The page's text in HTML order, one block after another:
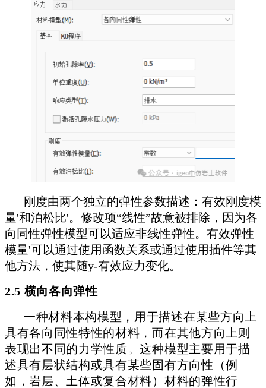
刚度由两个独立的弹性参数描述：有效刚度模
量'和泊松比'。修改项“线性”故意被排除，因为各
向同性弹性模型可以适应非线性弹性。有效弹性
模量'可以通过使用函数关系或通过使用插件等其
他方法，使其随y-有效应力变化。
2.5 横向各向弹性
一种材料本构模型，用于描述在某些方向上
具有各向同性特性的材料，而在其他方向上则
表现出不同的力学性质。这种模型主要用于描
述具有层状结构或具有某些固有方向性（例
如，岩层、土体或复合材料）材料的弹性行